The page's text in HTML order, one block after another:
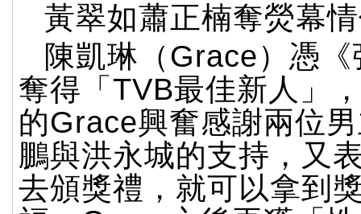
黃翠如蕭正楠奪熒幕
陳凱琳（Grace）憑
奪得「TVB最佳新人」
的Grace興奮感謝兩位
鵬與洪永城的支持，又
去頒獎禮，就可以拿到